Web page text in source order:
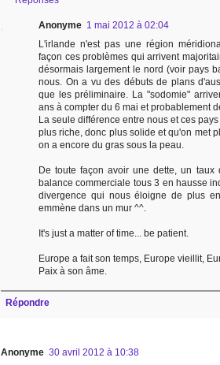
Anonyme 1 mai 2012 à 02:04
L'irlande n'est pas une région
façon ces problèmes qui arrivent
désormais largement le nord (voir pays
nous. On a vu des débuts de plans
que les préliminaire. La "sodomie"
ans à compter du 6 mai et probablement
La seule différence entre nous et ces
plus riche, donc plus solide et qu'on met
on a encore du gras sous la peau.
De toute façon avoir une dette, un taux
balance commerciale tous 3 en hausse
divergence qui nous éloigne de plus
emmène dans un mur ^^.
It's just a matter of time... be patient.
Europe a fait son temps, Europe vieillit,
Paix à son âme.
Répondre
Anonyme 30 avril 2012 à 10:38